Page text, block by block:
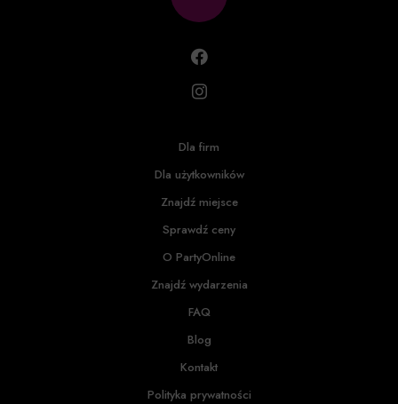
Dla firm
Dla użytkowników
Znajdź miejsce
Sprawdź ceny
O PartyOnline
Znajdź wydarzenia
FAQ
Blog
Kontakt
Polityka prywatności